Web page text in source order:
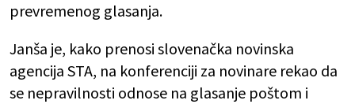
prevremenog glasanja.
Janša je, kako prenosi slovenačka novinska
agencija STA, na konferenciji za novinare rekao da
se nepravilnosti odnose na glasanje poštom i